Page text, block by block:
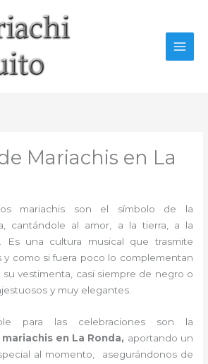
Mariachis en La
los mariachis son el símbolo de la
cantándole al amor, a la tierra, a la
Es una cultura musical que trasmite
y como si fuera poco lo complementan
vestimenta, casi siempre de negro o
y muy elegantes.
para las celebraciones son la
en La Ronda, aportando un
al momento, asegurándonos de